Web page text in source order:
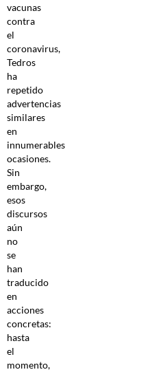
vacunas
contra
el
coronavirus,
Tedros
ha
repetido
advertencias
similares
en
innumerables
ocasiones.
Sin
embargo,
esos
discursos
aún
no
se
han
traducido
en
acciones
concretas:
hasta
el
momento,